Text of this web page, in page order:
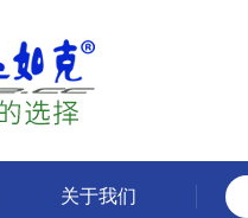
关于我们